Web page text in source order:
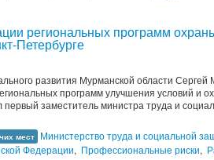
региональных программ
Петербурге
развития Мурманской области
программ улучшения условий и
первый заместитель министра труда и
мест Министерство труда и социальной
Федерации, Профессиональные риски,